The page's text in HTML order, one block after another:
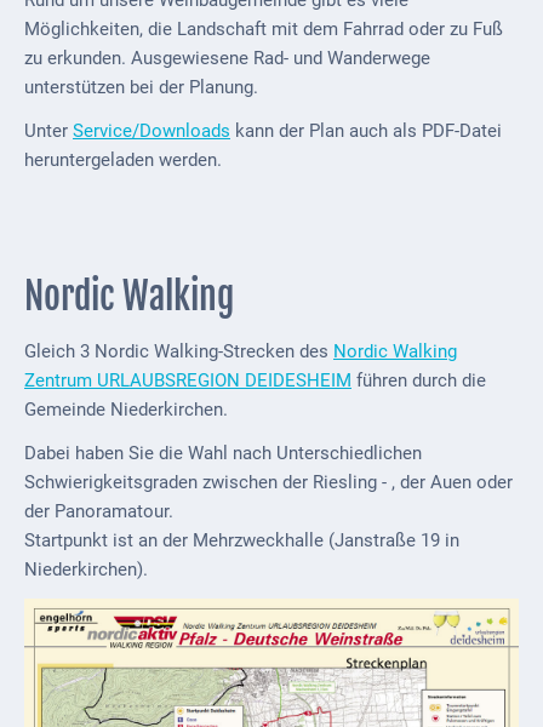
Externe
Behörden
Infrastruktur
Baumaßnahmen
Abfallentsorgung
Energieversorgung
Breitbandausbau/
Telekommunikation
Mobilität
Wasser-
und
Abwasser
Defibrillatoren
Möglichkeiten, die Landschaft mit dem Fahrrad oder zu Fuß
zu erkunden. Ausgewiesene Rad- und Wanderwege
unterstützen bei der Planung.
Unter Service/Downloads kann der Plan auch als PDF-Datei
heruntergeladen werden.
Nordic Walking
Gleich 3 Nordic Walking-Strecken des Nordic Walking
Zentrum URLAUBSREGION DEIDESHEIM führen durch die
Gemeinde Niederkirchen.
Dabei haben Sie die Wahl nach Unterschiedlichen
Schwierigkeitsgraden zwischen der Riesling - , der Auen oder
der Panoramatour.
Startpunkt ist an der Mehrzweckhalle (Janstraße 19 in
Niederkirchen).